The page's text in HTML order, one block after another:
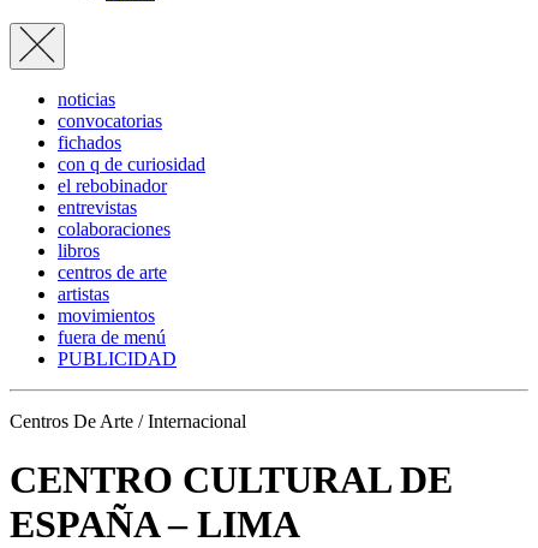
noticias
convocatorias
fichados
con q de curiosidad
el rebobinador
entrevistas
colaboraciones
libros
centros de arte
artistas
movimientos
fuera de menú
PUBLICIDAD
Centros De Arte / Internacional
CENTRO CULTURAL DE
ESPAÑA – LIMA